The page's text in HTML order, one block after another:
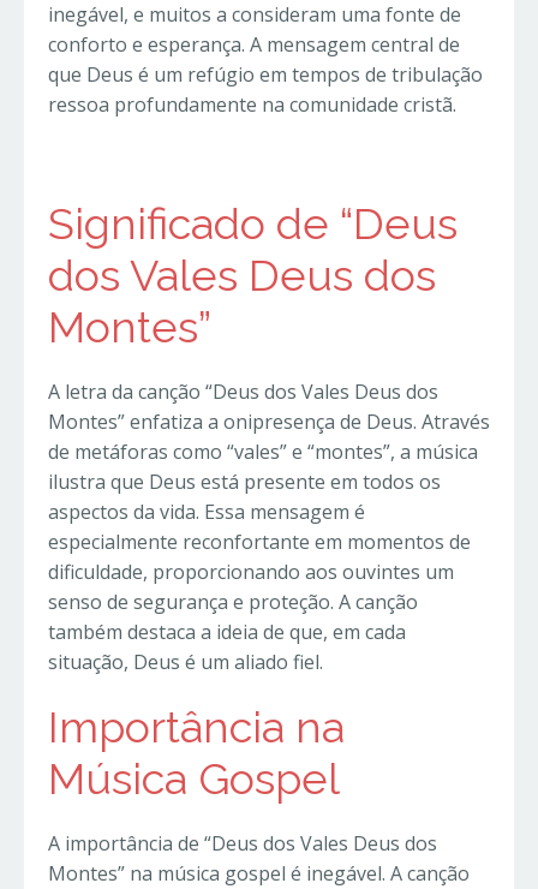
inegável, e muitos a consideram uma fonte de
conforto e esperança. A mensagem central de
que Deus é um refúgio em tempos de tribulação
ressoa profundamente na comunidade cristã.
Significado de “Deus
dos Vales Deus dos
Montes”
A letra da canção “Deus dos Vales Deus dos
Montes” enfatiza a onipresença de Deus. Através
de metáforas como “vales” e “montes”, a música
ilustra que Deus está presente em todos os
aspectos da vida. Essa mensagem é
especialmente reconfortante em momentos de
dificuldade, proporcionando aos ouvintes um
senso de segurança e proteção. A canção
também destaca a ideia de que, em cada
situação, Deus é um aliado fiel.
Importância na
Música Gospel
A importância de “Deus dos Vales Deus dos
Montes” na música gospel é inegável. A canção